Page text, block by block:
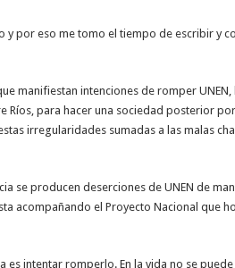
y por eso me tomo el tiempo de escribir y
manifiestan intenciones de romper UNEN,
Ríos, para hacer una sociedad posterior
irregularidades sumadas a las malas
se producen deserciones de UNEN de
acompañando el Proyecto Nacional que
es intentar romperlo. En la vida no se